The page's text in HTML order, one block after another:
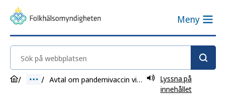
Meny
Sök på webbplatsen
Avtal om pandemivaccin vid influensapandemi
Lyssna på
innehållet